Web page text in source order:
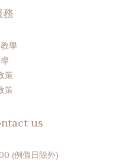
務
學
策
策
us
(例假日除外)